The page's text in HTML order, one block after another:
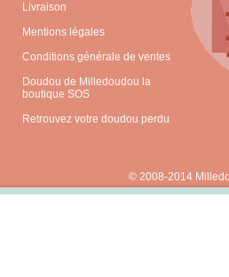
Livraison
Mentions légales
Conditions générale de ventes
Doudou de Milledoudou la
boutique SOS
Retrouvez votre doudou perdu
© 2008-2014